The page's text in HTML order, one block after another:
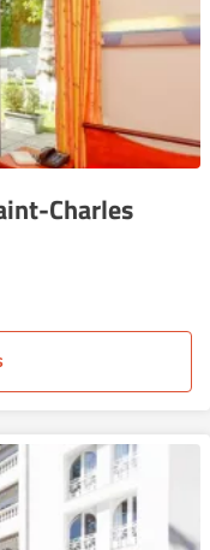
Charles